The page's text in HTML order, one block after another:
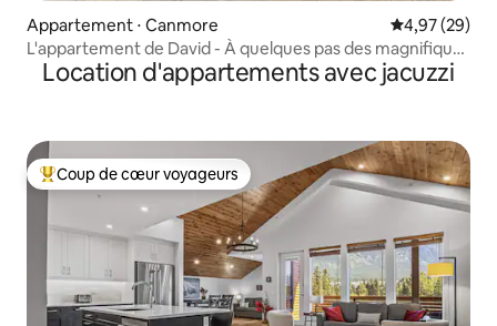
Appartement ⋅ Canmore Évaluation
4,97 (29)
L'appartement de David - À quelques pas des magnifiques
Rocheuses
Location d'appartements avec jacuzzi
Coups de cœur voyageurs les plus appréciés
Coup de cœur voyageurs